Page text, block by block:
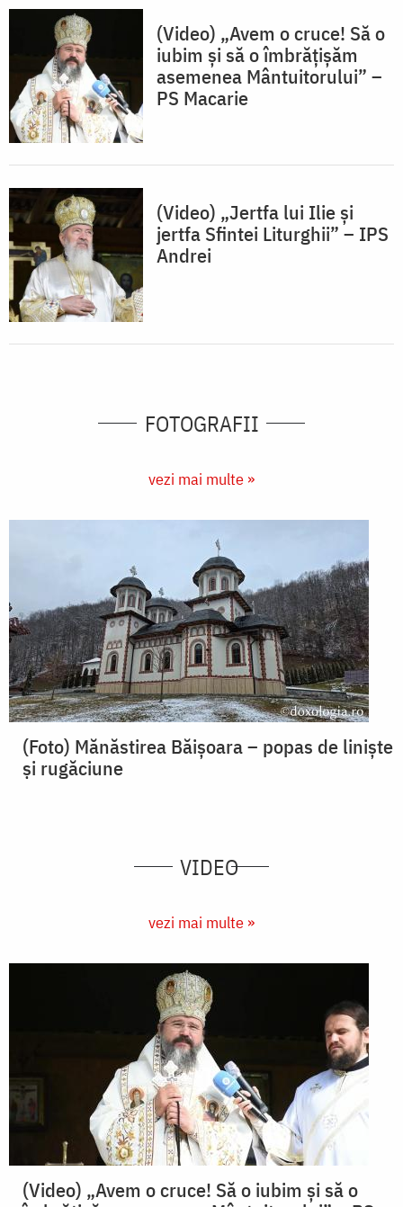
(Video) „Avem o cruce! Să o
iubim și să o îmbrățișăm
asemenea Mântuitorului” –
PS Macarie
(Video) „Jertfa lui Ilie și
jertfa Sfintei Liturghii” – IPS
Andrei
FOTOGRAFII
vezi mai multe »
(Foto) Mănăstirea Băișoara – popas de liniște
și rugăciune
VIDEO
vezi mai multe »
(Video) „Avem o cruce! Să o iubim și să o